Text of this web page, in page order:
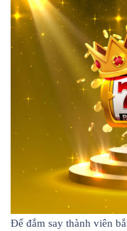
Để đắm say thành viên